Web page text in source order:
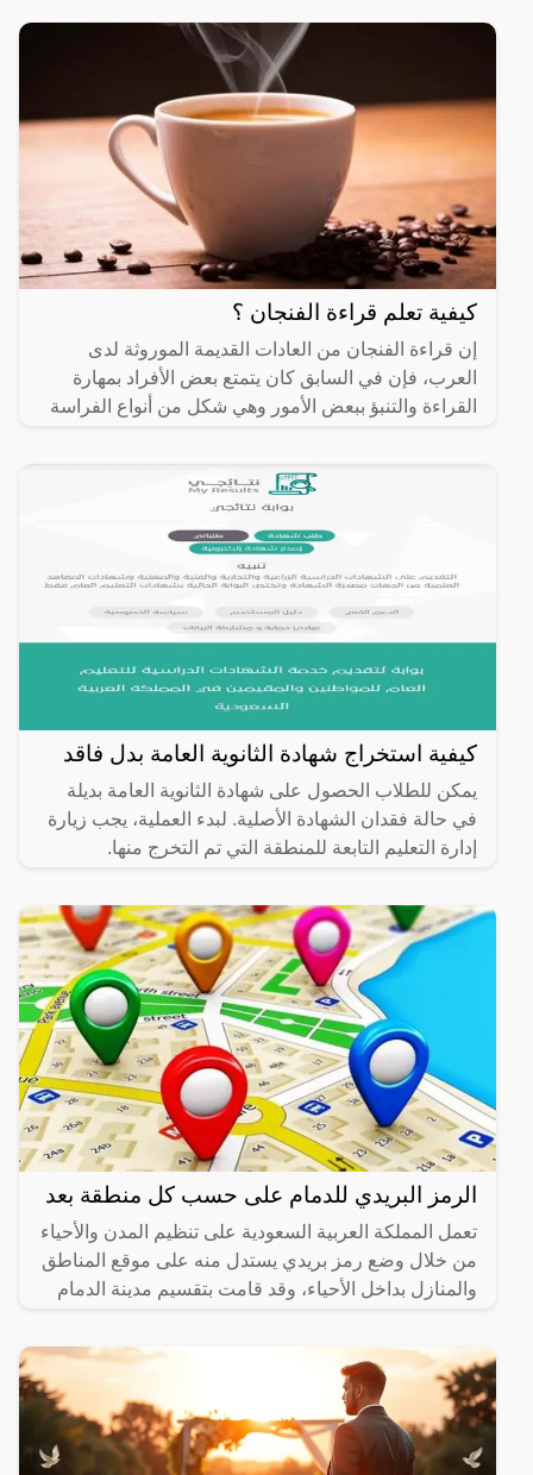
كيفية تعلم قراءة الفنجان ؟
إن قراءة الفنجان من العادات القديمة الموروثة لدى
العرب، فإن في السابق كان يتمتع بعض الأفراد بمهارة
القراءة والتنبؤ ببعض الأمور وهي شكل من أنواع الفراسة
كيفية استخراج شهادة الثانوية العامة بدل فاقد
يمكن للطلاب الحصول على شهادة الثانوية العامة بديلة
في حالة فقدان الشهادة الأصلية. لبدء العملية، يجب زيارة
إدارة التعليم التابعة للمنطقة التي تم التخرج منها.
الرمز البريدي للدمام على حسب كل منطقة بعد
تعمل المملكة العربية السعودية على تنظيم المدن والأحياء
من خلال وضع رمز بريدي يستدل منه على موقع المناطق
والمنازل بداخل الأحياء، وقد قامت بتقسيم مدينة الدمام